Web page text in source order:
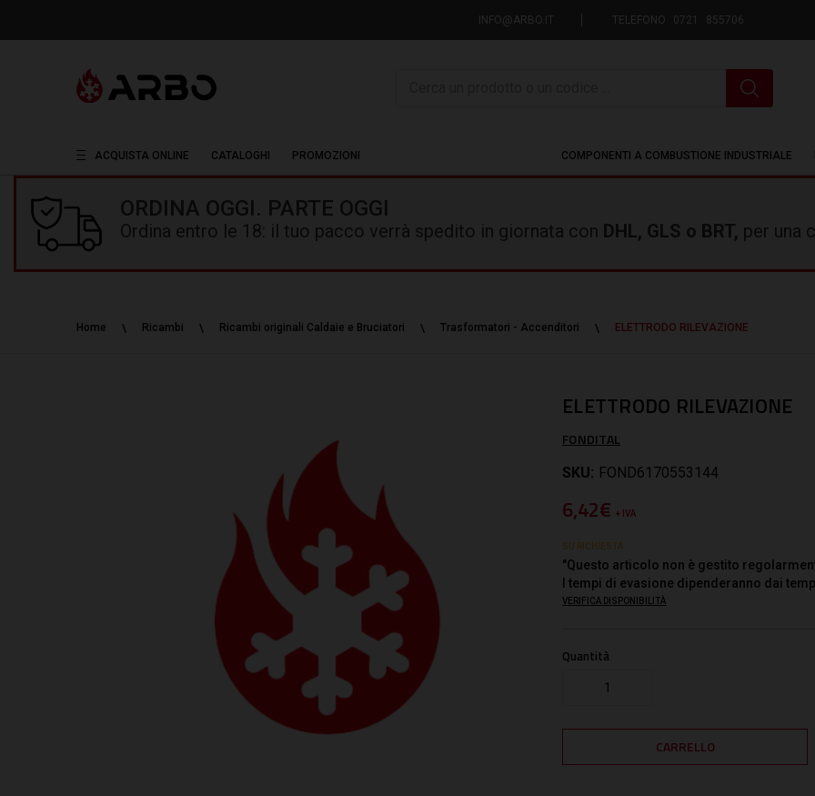
INFO@ARBO.IT TELEFONO 0721 855706
ACQUISTA ONLINE CATALOGHI PROMOZIONI COMPONENTI A COMBUSTIONE INDUSTRIALE
ORDINA OGGI. PARTE OGGI
Ordina entro le 18: il tuo pacco verrà spedito in giornata con DHL, GLS o BRT, per una
Home Ricambi Ricambi originali Caldaie e Bruciatori Trasformatori - Accenditori ELETTRODO RILEVAZIONE
ELETTRODO RILEVAZIONE
FONDITAL
SKU: FOND6170553144
6,42€+ IVA
SU RICHIESTA
"Questo articolo non è gestito
I tempi di evasione dipenderanno dai
VERIFICA DISPONIBILITÀ
Quantità